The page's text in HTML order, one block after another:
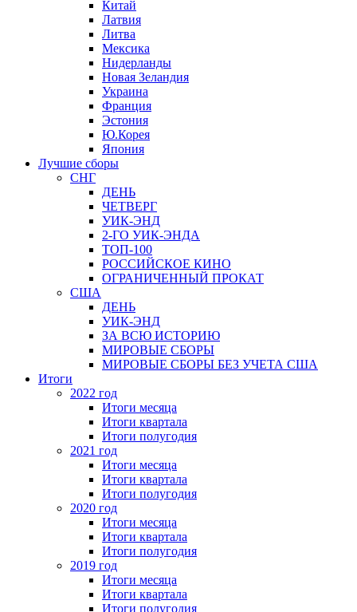
Китай
Латвия
Литва
Мексика
Нидерланды
Новая Зеландия
Украина
Франция
Эстония
Ю.Корея
Япония
Лучшие сборы
СНГ
ДЕНЬ
ЧЕТВЕРГ
УИК-ЭНД
2-ГО УИК-ЭНДА
ТОП-100
РОССИЙСКОЕ КИНО
ОГРАНИЧЕННЫЙ ПРОКАТ
США
ДЕНЬ
УИК-ЭНД
ЗА ВСЮ ИСТОРИЮ
МИРОВЫЕ СБОРЫ
МИРОВЫЕ СБОРЫ БЕЗ УЧЕТА США
Итоги
2022 год
Итоги месяца
Итоги квартала
Итоги полугодия
2021 год
Итоги месяца
Итоги квартала
Итоги полугодия
2020 год
Итоги месяца
Итоги квартала
Итоги полугодия
2019 год
Итоги месяца
Итоги квартала
Итоги полугодия